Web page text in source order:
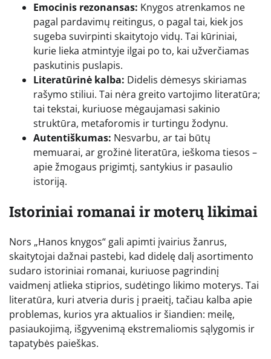
Emocinis rezonansas: Knygos atrenkamos ne
pagal pardavimų reitingus, o pagal tai, kiek jos
sugeba suvirpinti skaitytojo vidų. Tai kūriniai,
kurie lieka atmintyje ilgai po to, kai užverčiamas
paskutinis puslapis.
Literatūrinė kalba: Didelis dėmesys skiriamas
rašymo stiliui. Tai nėra greito vartojimo literatūra;
tai tekstai, kuriuose mėgaujamasi sakinio
struktūra, metaforomis ir turtingu žodynu.
Autentiškumas: Nesvarbu, ar tai būtų
memuarai, ar grožinė literatūra, ieškoma tiesos –
apie žmogaus prigimtį, santykius ir pasaulio
istoriją.
Istoriniai romanai ir moterų likimai
Nors „Hanos knygos“ gali apimti įvairius žanrus,
skaitytojai dažnai pastebi, kad didelę dalį asortimento
sudaro istoriniai romanai, kuriuose pagrindinį
vaidmenį atlieka stiprios, sudėtingo likimo moterys. Tai
literatūra, kuri atveria duris į praeitį, tačiau kalba apie
problemas, kurios yra aktualios ir šiandien: meilę,
pasiaukojimą, išgyvenimą ekstremaliomis sąlygomis ir
tapatybės paieškas.